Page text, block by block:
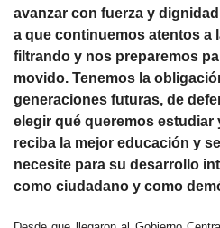
avanzar con fuerza y
a que continuemos atentos a
filtrando y nos preparemos
movido. Tenemos la
generaciones futuras, de
elegir qué queremos estudiar
reciba la mejor educación y
necesite para su desarrollo
como ciudadano y como